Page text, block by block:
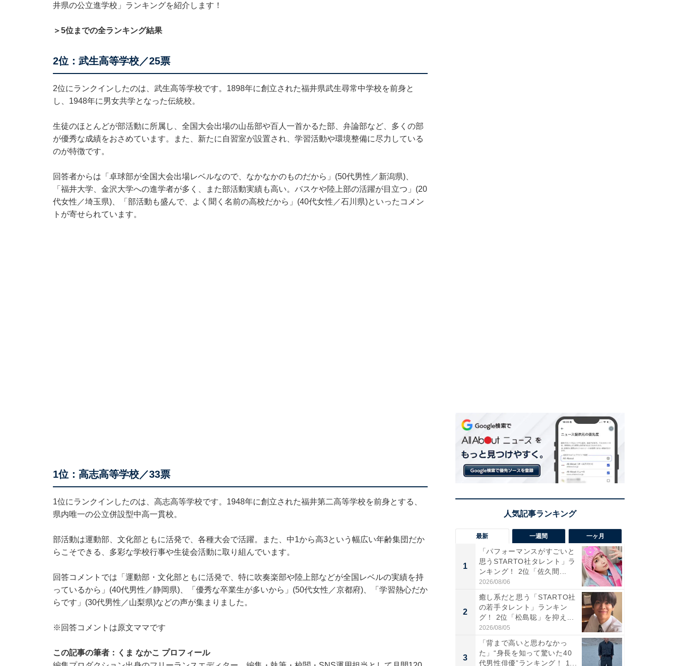
井県の公立進学校」ランキングを紹介します！
＞5位までの全ランキング結果
2位：武生高等学校／25票
2位にランクインしたのは、武生高等学校です。1898年に創立された福井県武生尋常中学校を前身と
し、1948年に男女共学となった伝統校。
生徒のほとんどが部活動に所属し、全国大会出場の山岳部や百人一首かるた部、弁論部など、多くの部
が優秀な成績をおさめています。また、新たに自習室が設置され、学習活動や環境整備に尽力している
のが特徴です。
回答者からは「卓球部が全国大会出場レベルなので、なかなかのものだから」(50代男性／新潟県)、
「福井大学、金沢大学への進学者が多く、また部活動実績も高い。バスケや陸上部の活躍が目立つ」(20
代女性／埼玉県)、「部活動も盛んで、よく聞く名前の高校だから」(40代女性／石川県)といったコメン
トが寄せられています。
1位：高志高等学校／33票
1位にランクインしたのは、高志高等学校です。1948年に創立された福井第二高等学校を前身とする、
県内唯一の公立併設型中高一貫校。
部活動は運動部、文化部ともに活発で、各種大会で活躍。また、中1から高3という幅広い年齢集団だか
らこそできる、多彩な学校行事や生徒会活動に取り組んでいます。
回答コメントでは「運動部・文化部ともに活発で、特に吹奏楽部や陸上部などが全国レベルの実績を持
っているから」(40代男性／静岡県)、「優秀な卒業生が多いから」(50代女性／京都府)、「学習熱心だか
らです」(30代男性／山梨県)などの声が集まりました。
※回答コメントは原文ママです
この記事の筆者：くま なかこ プロフィール
最新 一週間 一ヶ月
1
「パフォーマンスがすごいと
思うSTARTO社タレント」ラ
ンキング！ 2位「佐久間...
2026/08/06
2
癒し系だと思う「STARTO社
の若手タレント」ランキン
グ！ 2位「松島聡」を抑え...
2026/08/05
3
「背まで高いと思わなかっ
た」“身長を知って驚いた40
代男性俳優”ランキング！ 1...